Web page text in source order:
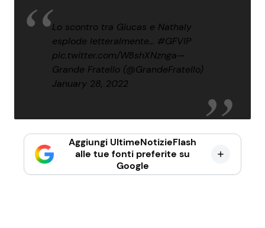
Lo scontro tra Giucas e Nathaly
esplode letteralmente… #GFVIP
pic.twitter.com/W8shXNznga—
Grande Fratello (@GrandeFratello)
January 28, 2022
Aggiungi UltimeNotizieFlash
alle tue fonti preferite su
Google